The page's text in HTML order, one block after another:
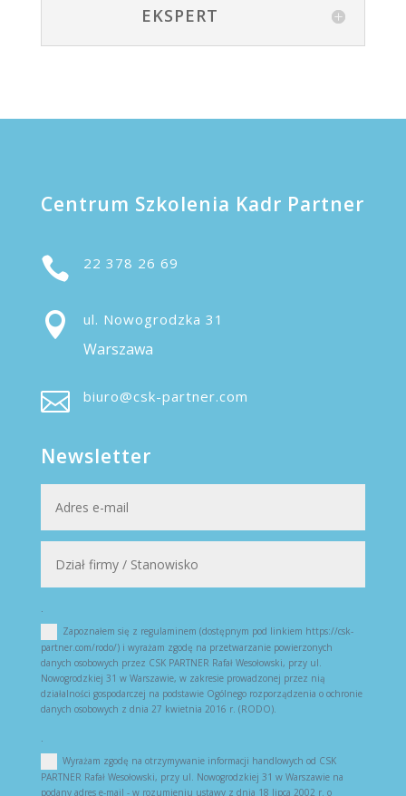
EKSPERT
Centrum Szkolenia Kadr Partner
 22 378 26 69
 ul. Nowogrodzka 31
Warszawa
 biuro@csk-partner.com
Newsletter
Zapoznałem się z regulaminem (dostępnym pod linkiem https://csk-
partner.com/rodo/) i wyrażam zgodę na przetwarzanie powierzonych
danych osobowych przez CSK PARTNER Rafał Wesołowski, przy ul.
Nowogrodzkiej 31 w Warszawie, w zakresie prowadzonej przez nią
działalności gospodarczej na podstawie Ogólnego rozporządzenia o ochronie
danych osobowych z dnia 27 kwietnia 2016 r. (RODO).
.
Wyrażam zgodę na otrzymywanie informacji handlowych od CSK
PARTNER Rafał Wesołowski, przy ul. Nowogrodzkiej 31 w Warszawie na
podany adres e-mail - w rozumieniu ustawy z dnia 18 lipca 2002 r. o